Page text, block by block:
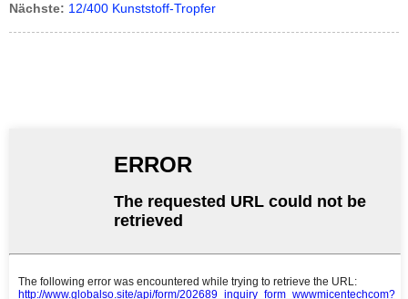
Nächste: 12/400 Kunststoff-Tropfer